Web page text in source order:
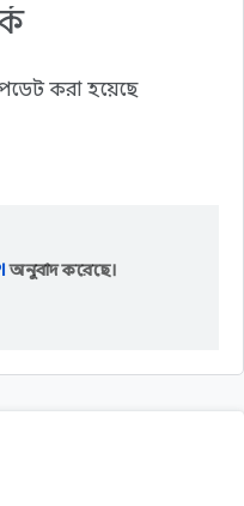
এবং আপনার অ্যাপ সেট
করা হয়েছে
অনুবাদ করেছে।